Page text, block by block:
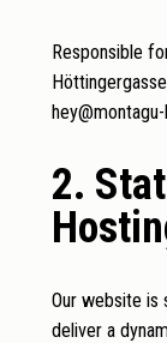
Responsible
2.
Our website is
deliver a